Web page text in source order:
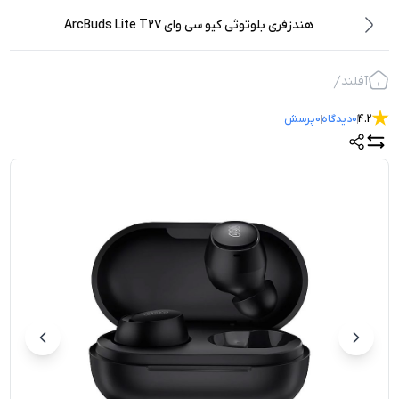
هندزفری بلوتوثی کیو سی وای ArcBuds Lite T27
آفلند
4.2
0دیدگاه0پرسش